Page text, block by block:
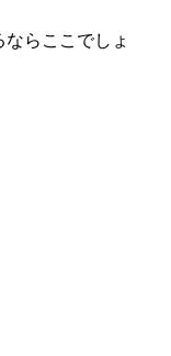
らここでしょ